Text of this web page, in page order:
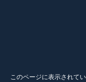
このページに表示されて